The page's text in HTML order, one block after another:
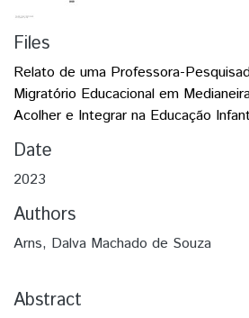
Files
Relato de uma Professora-
Migratório Educacional em
Acolher e Integrar na Educação
Date
2023
Authors
Arns, Dalva Machado de Souza
Abstract